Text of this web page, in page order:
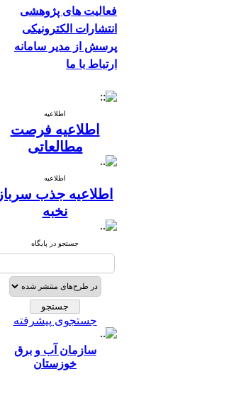
فعالیت های پژوهشی
انتشارات الکترونیکی
پرسش از مدیر سامانه
ارتباط با ما
اطلاعیه
اطلاعیه فرصت
مطالعاتی
اطلاعیه
اطلاعیه جذب سرباز
نخبه
جستجو در پایگاه
جستجوی پیشرفته
سازمان آب و برق
خوزستان